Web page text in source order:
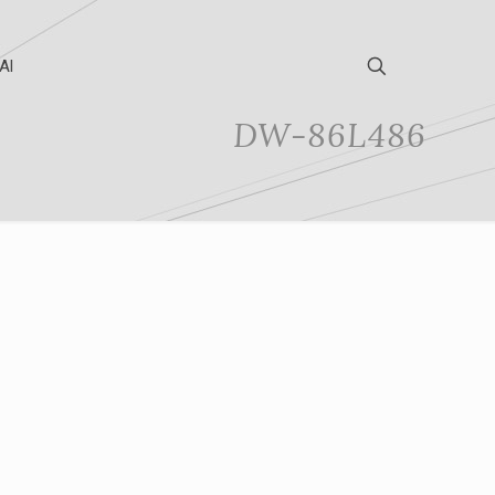
DW-86L486